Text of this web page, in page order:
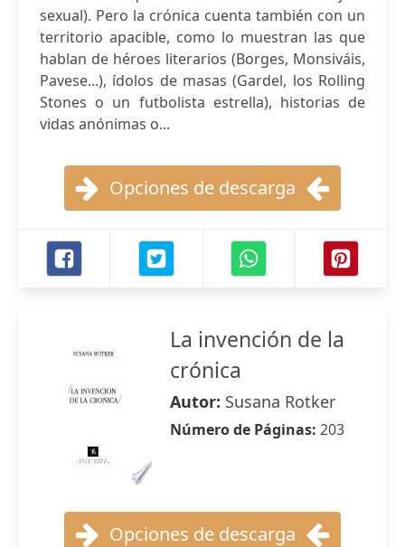
sexual). Pero la crónica cuenta también con un
territorio apacible, como lo muestran las que
hablan de héroes literarios (Borges, Monsiváis,
Pavese...), ídolos de masas (Gardel, los Rolling
Stones o un futbolista estrella), historias de
vidas anónimas o...
Opciones de descarga
La invención de la
crónica
Autor: Susana Rotker
Número de Páginas: 203
Opciones de descarga